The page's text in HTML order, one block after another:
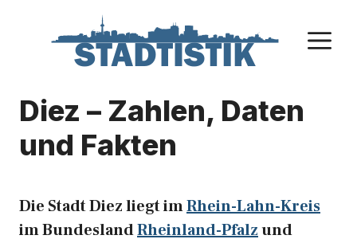
Diez – Zahlen, Daten
und Fakten
Die Stadt Diez liegt imRhein-Lahn-Kreis
im BundeslandRheinland-Pfalzund